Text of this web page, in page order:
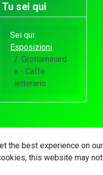
Tu sei qui
Sei qui:
Esposizioni
Grottaminard
a - Caffe
letterario
the best experience on our
this website may not